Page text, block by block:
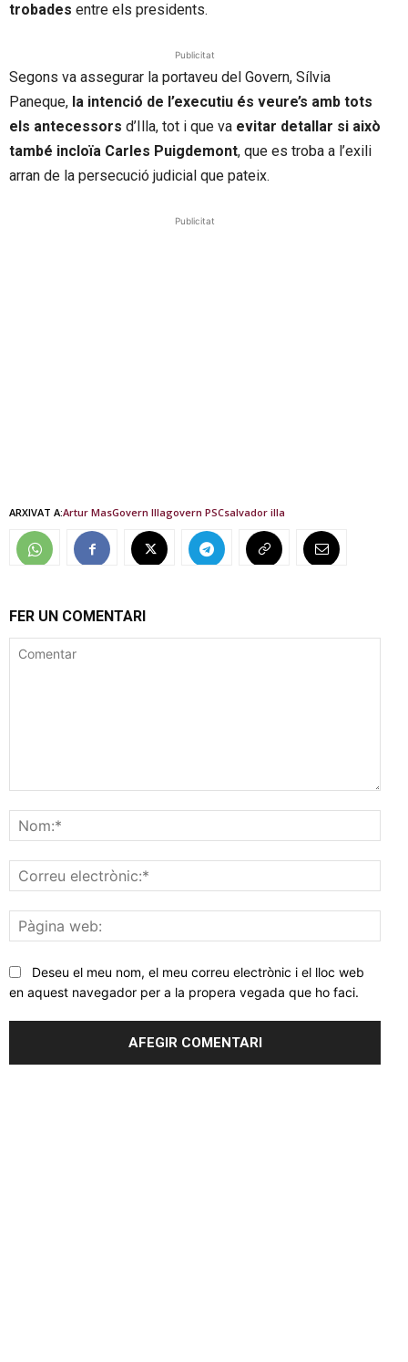
trobades entre els presidents.
Publicitat
Segons va assegurar la portaveu del Govern, Sílvia
Paneque, la intenció de l’executiu és veure’s amb tots
els antecessors d’Illa, tot i que va evitar detallar si això
també incloïa Carles Puigdemont, que es troba a l’exili
arran de la persecució judicial que pateix.
Publicitat
ARXIVAT A:Artur MasGovern Illagovern PSCsalvador illa
FER UN COMENTARI
web:
Deseu el meu nom, el meu correu electrònic i el lloc web
en aquest navegador per a la propera vegada que ho faci.